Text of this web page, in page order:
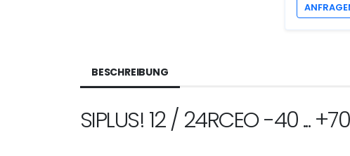
BESCHREIBUNG
SIPLUS! 12 / 24RCEO -40 ...